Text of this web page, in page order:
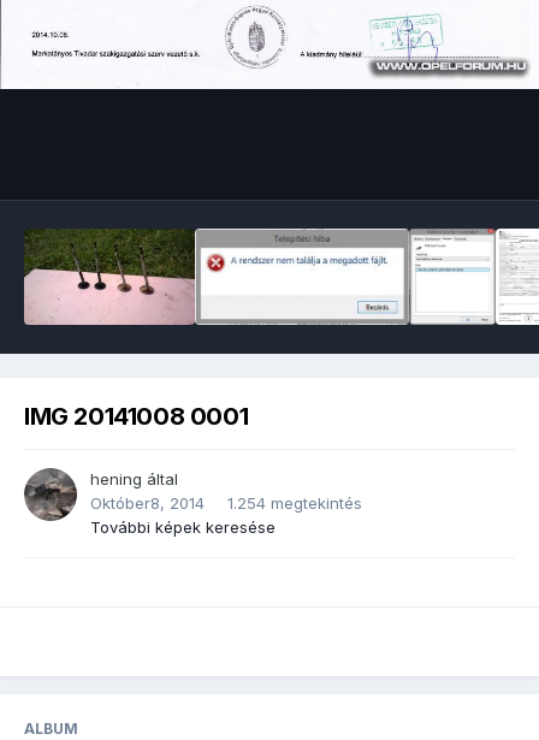
IMG 20141008 0001
hening által
Október8, 2014
1.254 megtekintés
További képek keresése
ALBUM